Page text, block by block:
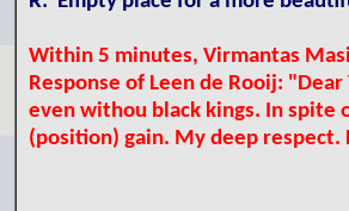
Within 5 minutes, Virmantas
Response of Leen de Rooij:
even withou black kings. In spite
(position) gain. My deep respect.